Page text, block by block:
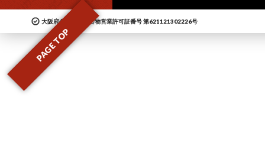
大阪府公安委員会古物営業許可証番号 第621121302226号
PAGE TOP